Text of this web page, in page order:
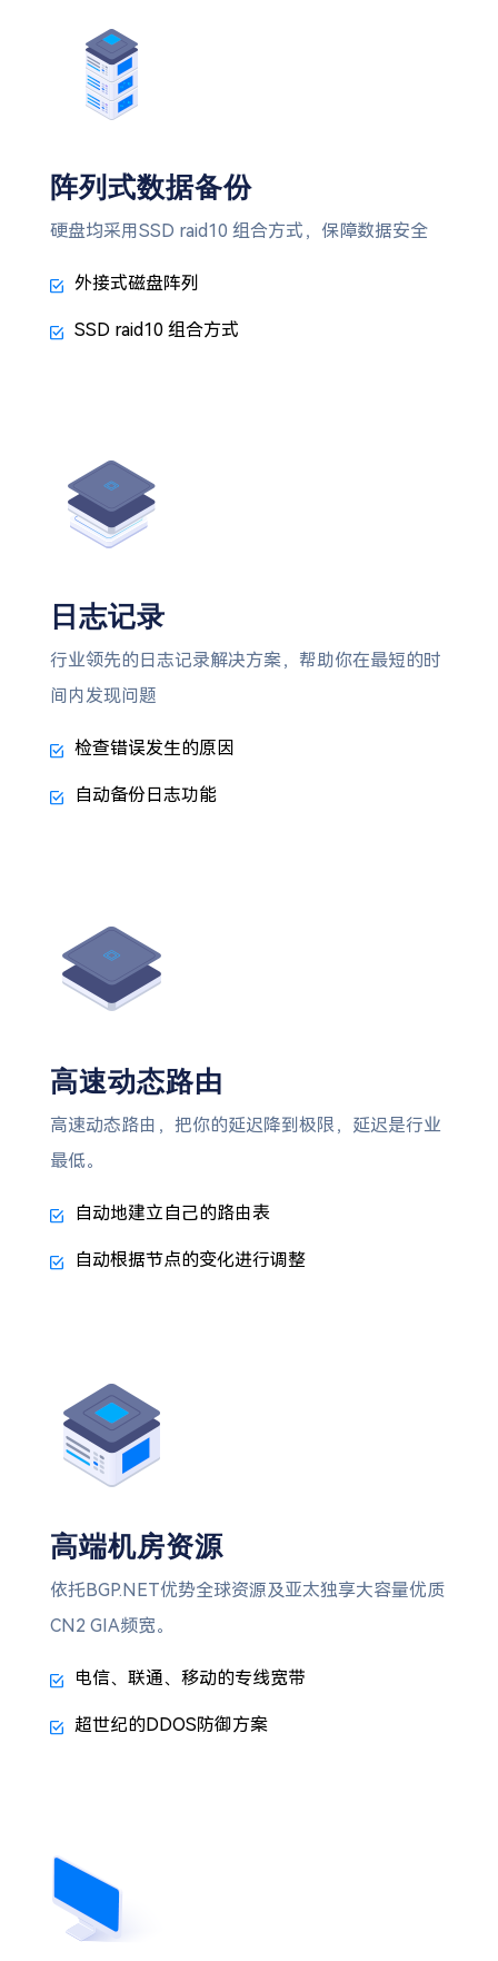
阵列式数据备份
硬盘均采用SSD raid10 组合方式，保障数据安全
外接式磁盘阵列
SSD raid10 组合方式
日志记录
行业领先的日志记录解决方案，帮助你在最短的时
间内发现问题
检查错误发生的原因
自动备份日志功能
高速动态路由
高速动态路由，把你的延迟降到极限，延迟是行业
最低。
自动地建立自己的路由表
自动根据节点的变化进行调整
高端机房资源
依托BGP.NET优势全球资源及亚太独享大容量优质
CN2 GIA频宽。
电信、联通、移动的专线宽带
超世纪的DDOS防御方案